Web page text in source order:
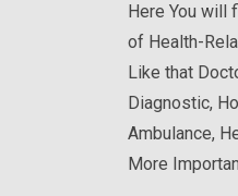
Here You will
of Health-
Like that
Diagnostic,
Ambulance,
More